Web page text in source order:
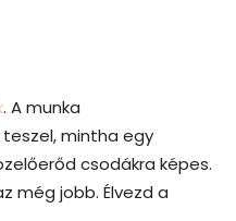
. A munka
mintha egy
csodákra képes.
még jobb. Élvezd a